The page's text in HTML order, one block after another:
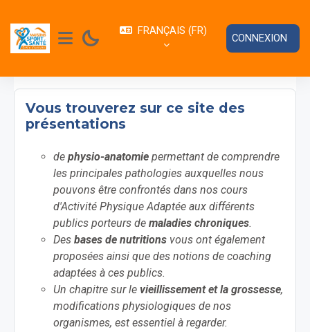
PANNEAU LATÉRAL
FRANÇAIS ‎(FR)‎
CONNEXION
Vous trouverez sur ce site des
présentations
de physio-anatomie permettant de comprendre
les principales pathologies auxquelles nous
pouvons être confrontés dans nos cours
d'Activité Physique Adaptée aux différents
publics porteurs de maladies chroniques.
Des bases de nutritions vous ont également
proposées ainsi que des notions de coaching
adaptées à ces publics.
Un chapitre sur le vieillissement et la grossesse,
modifications physiologiques de nos
organismes, est essentiel à regarder.